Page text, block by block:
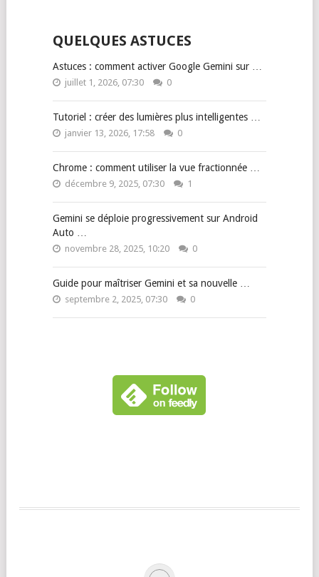
QUELQUES ASTUCES
Astuces : comment activer Google Gemini sur …
juillet 1, 2026, 07:30 0
Tutoriel : créer des lumières plus intelligentes …
janvier 13, 2026, 17:58 0
Chrome : comment utiliser la vue fractionnée …
décembre 9, 2025, 07:30 1
Gemini se déploie progressivement sur Android
Auto …
novembre 28, 2025, 10:20 0
Guide pour maîtriser Gemini et sa nouvelle …
septembre 2, 2025, 07:30 0